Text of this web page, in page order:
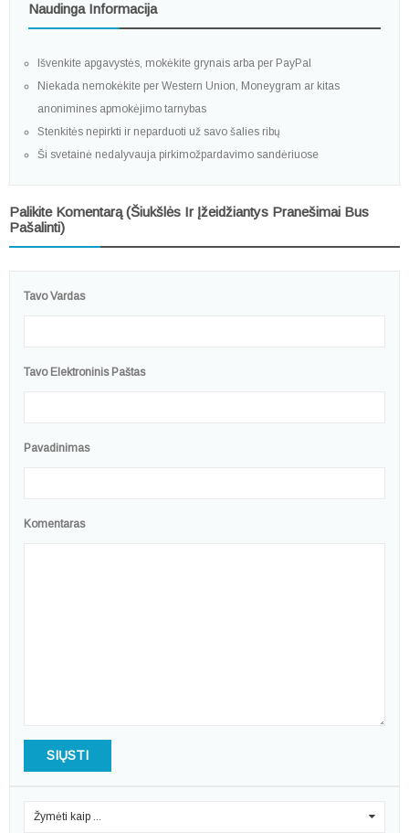
Naudinga Informacija
Išvenkite apgavystės, mokėkite grynais arba per PayPal
Niekada nemokėkite per Western Union, Moneygram ar kitas
anonimines apmokėjimo tarnybas
Stenkitės nepirkti ir neparduoti už savo šalies ribų
Ši svetainė nedalyvauja pirkimožpardavimo sandėriuose
Palikite Komentarą (šiukšlės Ir Įžeidžiantys Pranešimai Bus
Pašalinti)
Tavo Vardas
Tavo Elektroninis Paštas
Pavadinimas
Komentaras
SIŲSTI
Žymėti kaip ...